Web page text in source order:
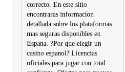
correcto. En este sitio
encontraras informacion
detallada sobre los plataformas
mas seguras disponibles en
Espana. ?Por que elegir un
casino espanol? Licencias
oficiales para jugar con total